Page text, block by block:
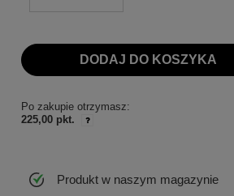
DODAJ DO KOSZYKA
Po zakupie otrzymasz:
225,00 pkt.
Produkt w naszym magazynie